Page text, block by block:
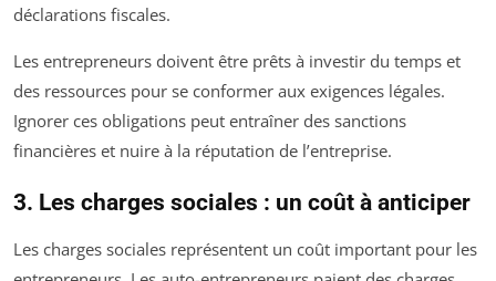
déclarations fiscales.
Les entrepreneurs doivent être prêts à investir du temps et
des ressources pour se conformer aux exigences légales.
Ignorer ces obligations peut entraîner des sanctions
financières et nuire à la réputation de l’entreprise.
3. Les charges sociales : un coût à anticiper
Les charges sociales représentent un coût important pour les